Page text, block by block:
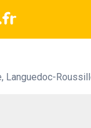
, Languedoc-